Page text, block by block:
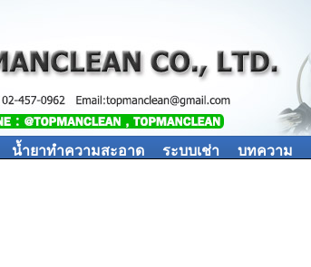
น้ำยาทำความสะอาด ระบบเช่า บทความ